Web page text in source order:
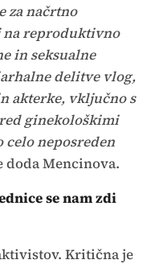
za načrtno
na reproduktivno
in seksualne
delitve vlog,
akterke, vključno s
ginekološkimi
neposreden
doda Mencinova.
se nam zdi
Kritična je